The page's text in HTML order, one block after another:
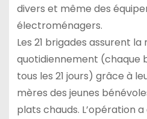
divers et même des
électroménagers.
Les 21 brigades assurent
quotidiennement (chaque
tous les 21 jours) grâce à
mères des jeunes
plats chauds. L’opération